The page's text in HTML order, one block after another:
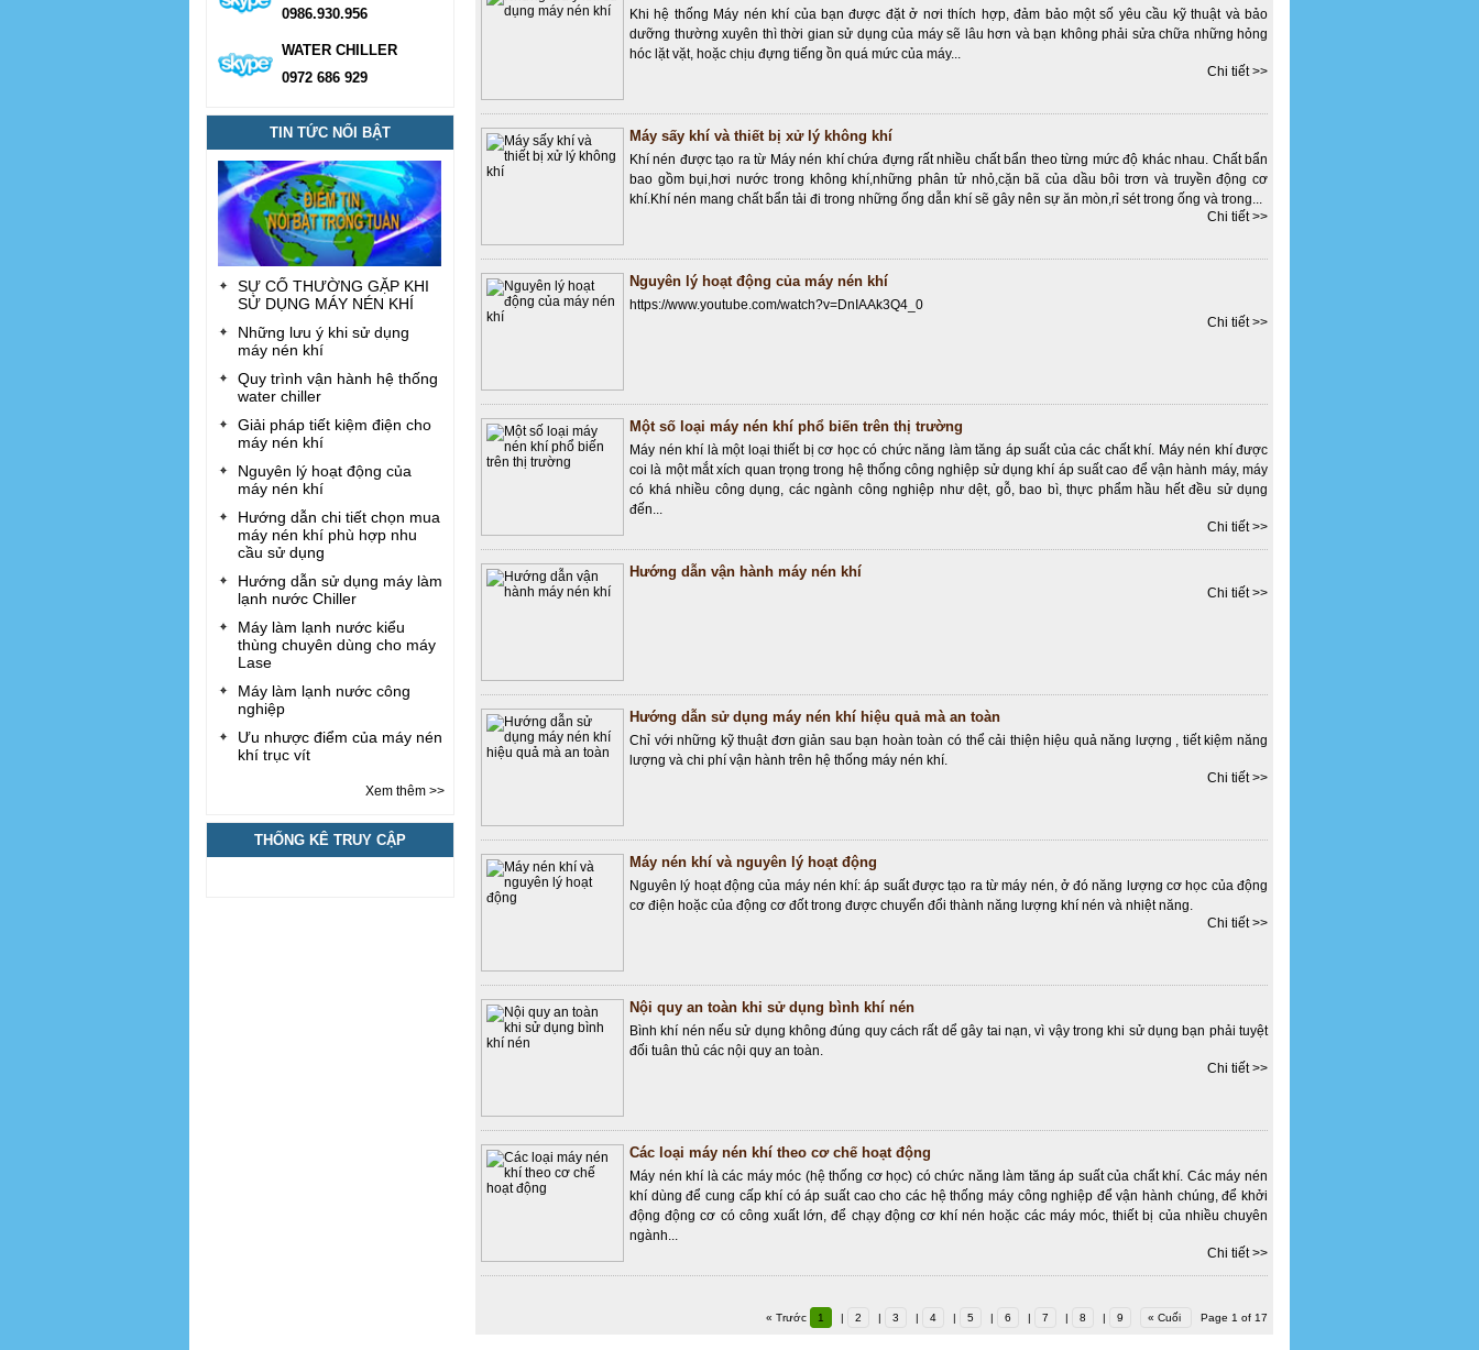
0986.930.956
WATER CHILLER
0972 686 929
TIN TỨC NỔI BẬT
SỰ CỐ THƯỜNG GẶP KHI
SỬ DỤNG MÁY NÉN KHÍ
Những lưu ý khi sử dụng
máy nén khí
Quy trình vận hành hệ thống
water chiller
Giải pháp tiết kiệm điện cho
máy nén khí
Nguyên lý hoạt động của
máy nén khí
Hướng dẫn chi tiết chọn mua
máy nén khí phù hợp nhu
cầu sử dụng
Hướng dẫn sử dụng máy làm
lạnh nước Chiller
Máy làm lạnh nước kiểu
thùng chuyên dùng cho máy
Lase
Máy làm lạnh nước công
nghiệp
Ưu nhược điểm của máy nén
khí trục vít
Xem thêm >>
THỐNG KÊ TRUY CẬP
Khi hệ thống Máy nén khí của bạn được đặt ở nơi thích hợp, đảm bảo một số yêu cầu kỹ thuật và bảo
dưỡng thường xuyên thì thời gian sử dụng của máy sẽ lâu hơn và bạn không phải sửa chữa những hỏng
hóc lặt vặt, hoặc chịu đựng tiếng ồn quá mức của máy...
Chi tiết >>
Máy sấy khí và thiết bị xử lý không khí
Khí nén được tạo ra từ Máy nén khí chứa đựng rất nhiều chất bẩn theo từng mức độ khác nhau. Chất bẩn
bao gồm bụi,hơi nước trong không khí,những phân tử nhỏ,cặn bã của dầu bôi trơn và truyền động cơ
khí.Khí nén mang chất bẩn tải đi trong những ống dẫn khí sẽ gây nên sự ăn mòn,rỉ sét trong ống và trong...
Chi tiết >>
Nguyên lý hoạt động của máy nén khí
https://www.youtube.com/watch?v=DnIAAk3Q4_0
Chi tiết >>
Một số loại máy nén khí phổ biến trên thị trường
Máy nén khí là một loại thiết bị cơ học có chức năng làm tăng áp suất của các chất khí. Máy nén khí được
coi là một mắt xích quan trọng trong hệ thống công nghiệp sử dụng khí áp suất cao để vận hành máy, máy
có khá nhiều công dụng, các ngành công nghiệp như dệt, gỗ, bao bì, thực phẩm hầu hết đều sử dụng
đến...
Chi tiết >>
Hướng dẫn vận hành máy nén khí
Chi tiết >>
Hướng dẫn sử dụng máy nén khí hiệu quả mà an toàn
Chỉ với những kỹ thuật đơn giản sau bạn hoàn toàn có thể cải thiện hiệu quả năng lượng , tiết kiệm năng
lượng và chi phí vận hành trên hệ thống máy nén khí.
Chi tiết >>
Máy nén khí và nguyên lý hoạt động
Nguyên lý hoạt động của máy nén khí: áp suất được tạo ra từ máy nén, ở đó năng lượng cơ học của động
cơ điện hoặc của động cơ đốt trong được chuyển đổi thành năng lượng khí nén và nhiệt năng.
Chi tiết >>
Nội quy an toàn khi sử dụng bình khí nén
Bình khí nén nếu sử dụng không đúng quy cách rất dể gây tai nạn, vì vậy trong khi sử dụng bạn phải tuyệt
đối tuân thủ các nội quy an toàn.
Chi tiết >>
Các loại máy nén khí theo cơ chế hoạt động
Máy nén khí là các máy móc (hệ thống cơ học) có chức năng làm tăng áp suất của chất khí. Các máy nén
khí dùng để cung cấp khí có áp suất cao cho các hệ thống máy công nghiệp để vận hành chúng, để khởi
động động cơ có công xuất lớn, để chạy động cơ khí nén hoặc các máy móc, thiết bị của nhiều chuyên
ngành...
Chi tiết >>
« Trước 1 | 2 | 3 | 4 | 5 | 6 | 7 | 8 | 9 « Cuối Page 1 of 17